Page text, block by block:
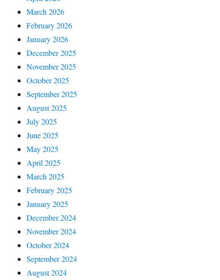
March 2026
February 2026
January 2026
December 2025
November 2025
October 2025
September 2025
August 2025
July 2025
June 2025
May 2025
April 2025
March 2025
February 2025
January 2025
December 2024
November 2024
October 2024
September 2024
August 2024